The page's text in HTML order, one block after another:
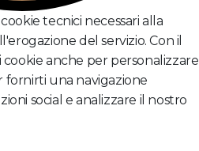
tecnici necessari alla
del servizio. Con il
anche per personalizzare
una navigazione
social e analizzare il nostro